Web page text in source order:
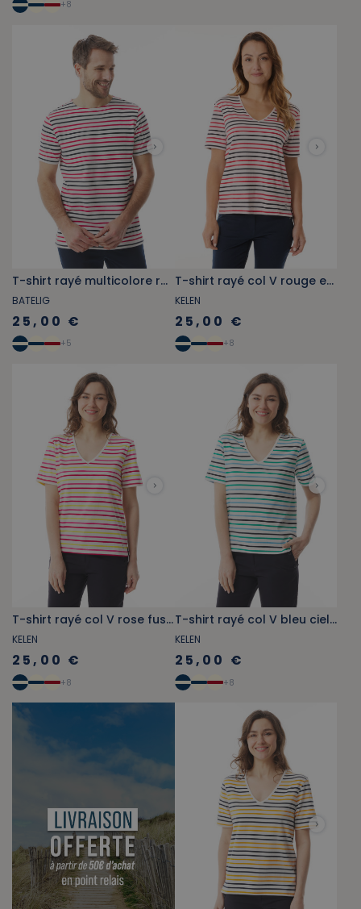
+8
T-shirt rayé multicolore rouge chili et bleu marine
BATELIG
25,00 €
+5
T-shirt rayé col V rouge et bleu marine
KELEN
25,00 €
+8
T-shirt rayé col V rose fushcia et jaune
KELEN
25,00 €
+8
T-shirt rayé col V bleu ciel et vert jade
KELEN
25,00 €
+8